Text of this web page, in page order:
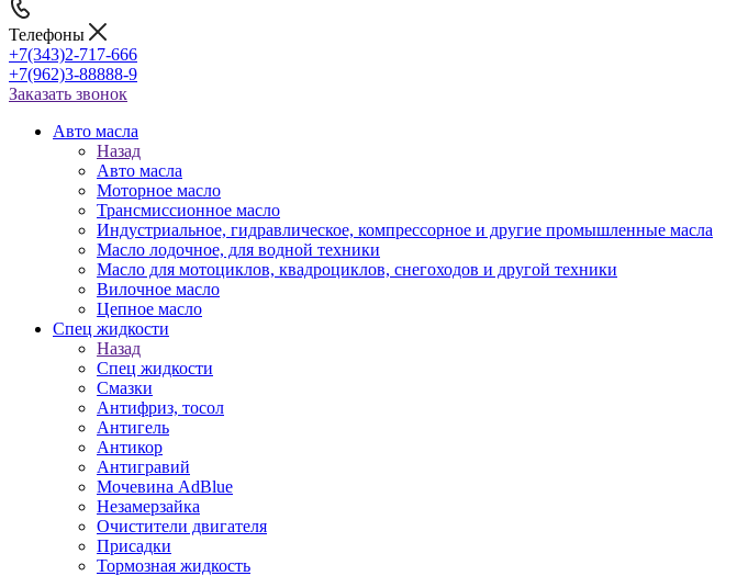
Телефоны
+7(343)2-717-666
+7(962)3-88888-9
Заказать звонок
Авто масла
Назад
Авто масла
Моторное масло
Трансмиссионное масло
Индустриальное, гидравлическое, компрессорное и другие промышленные масла
Масло лодочное, для водной техники
Масло для мотоциклов, квадроциклов, снегоходов и другой техники
Вилочное масло
Цепное масло
Спец жидкости
Назад
Спец жидкости
Смазки
Антифриз, тосол
Антигель
Антикор
Антигравий
Мочевина AdBlue
Незамерзайка
Очистители двигателя
Присадки
Тормозная жидкость